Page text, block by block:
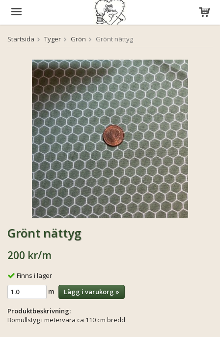
Produkten har blivit tillagd i varukorgen
Startsida Tyger Grön Grönt nättyg
Grönt nättyg
200 kr/m
Finns i lager
m
Lägg i varukorg »
Produktbeskrivning:
Bomullstyg i metervara ca 110 cm bredd